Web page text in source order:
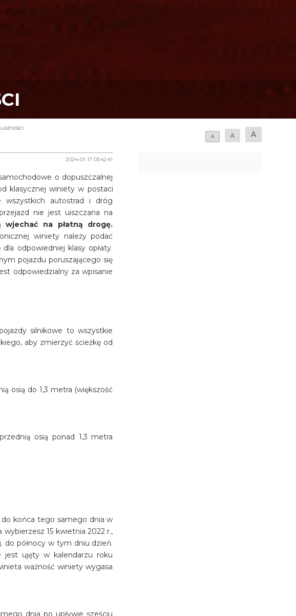
A A A
2024-01-17 03:42:41
o dopuszczalnej
klasycznej winiety w postaci
wszystkich autostrad i dróg
nie jest uiszczana na
na płatną drogę.
winiety należy podać
odpowiedniej klasy opłaty.
pojazdu poruszającego się
odpowiedzialny za wpisanie
silnikowe to wszystkie
aby zmierzyć ścieżkę od
osią do 1,3 metra (większość
osią ponad 1,3 metra
do końca tego samego dnia w
15 kwietnia 2022 r.,
do północy w tym dniu dzień.
ujęty w kalendarzu roku
ważność winiety wygasa
dnia po upływie sześciu